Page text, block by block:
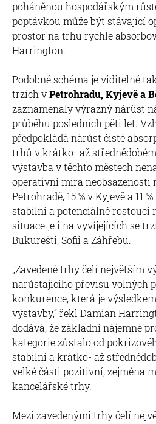
poháněnou hospodářským
poptávkou může být stávající
prostor na trhu rychle
Harrington.
Podobné schéma je viditelné
trzích vPetrohradu, Kyjevě a
zaznamenaly výrazný nárůst
průběhu posledních pěti let.
předpokládá nárůst čisté
trhů v krátko- až
výstavba v těchto městech
operativní míra neobsazenosti
Petrohradě, 15 % v Kyjevě a 11
stabilní a potenciálně rostoucí
situace je i na vyvíjejících se
Bukurešti, Sofii a Záhřebu.
„Zavedené trhy čelí největším
narůstajícího převisu volných
konkurence, která je
výstavby,“ řekl Damian
dodává, že základní nájemné
kategorie zůstalo od
stabilní a krátko- až
velké části pozitivní, zejména
kancelářské trhy.
Mezi zavedenými trhy čelí